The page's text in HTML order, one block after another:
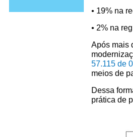
• 19% na
• 2% na
Após mais
57.115 de
meios de
Dessa
prática de